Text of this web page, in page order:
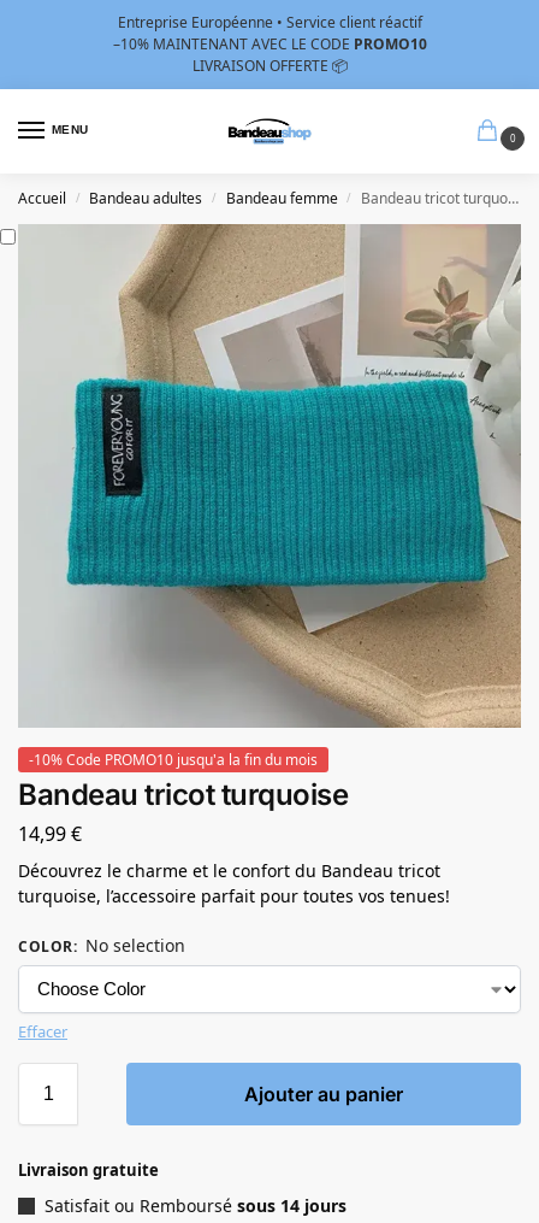
Entreprise Européenne • Service client réactif
–10% MAINTENANT AVEC LE CODE PROMO10
LIVRAISON OFFERTE 📦
MENU
0
Accueil / Bandeau adultes / Bandeau femme / Bandeau tricot turquoise
-10% Code PROMO10 jusqu'a la fin du mois
Bandeau tricot turquoise
14,99€
Découvrez le charme et le confort du Bandeau tricot
turquoise, l’accessoire parfait pour toutes vos tenues!
COLOR: No selection
Effacer
Ajouter au panier
Livraison gratuite
Satisfait ou Remboursé sous 14 jours